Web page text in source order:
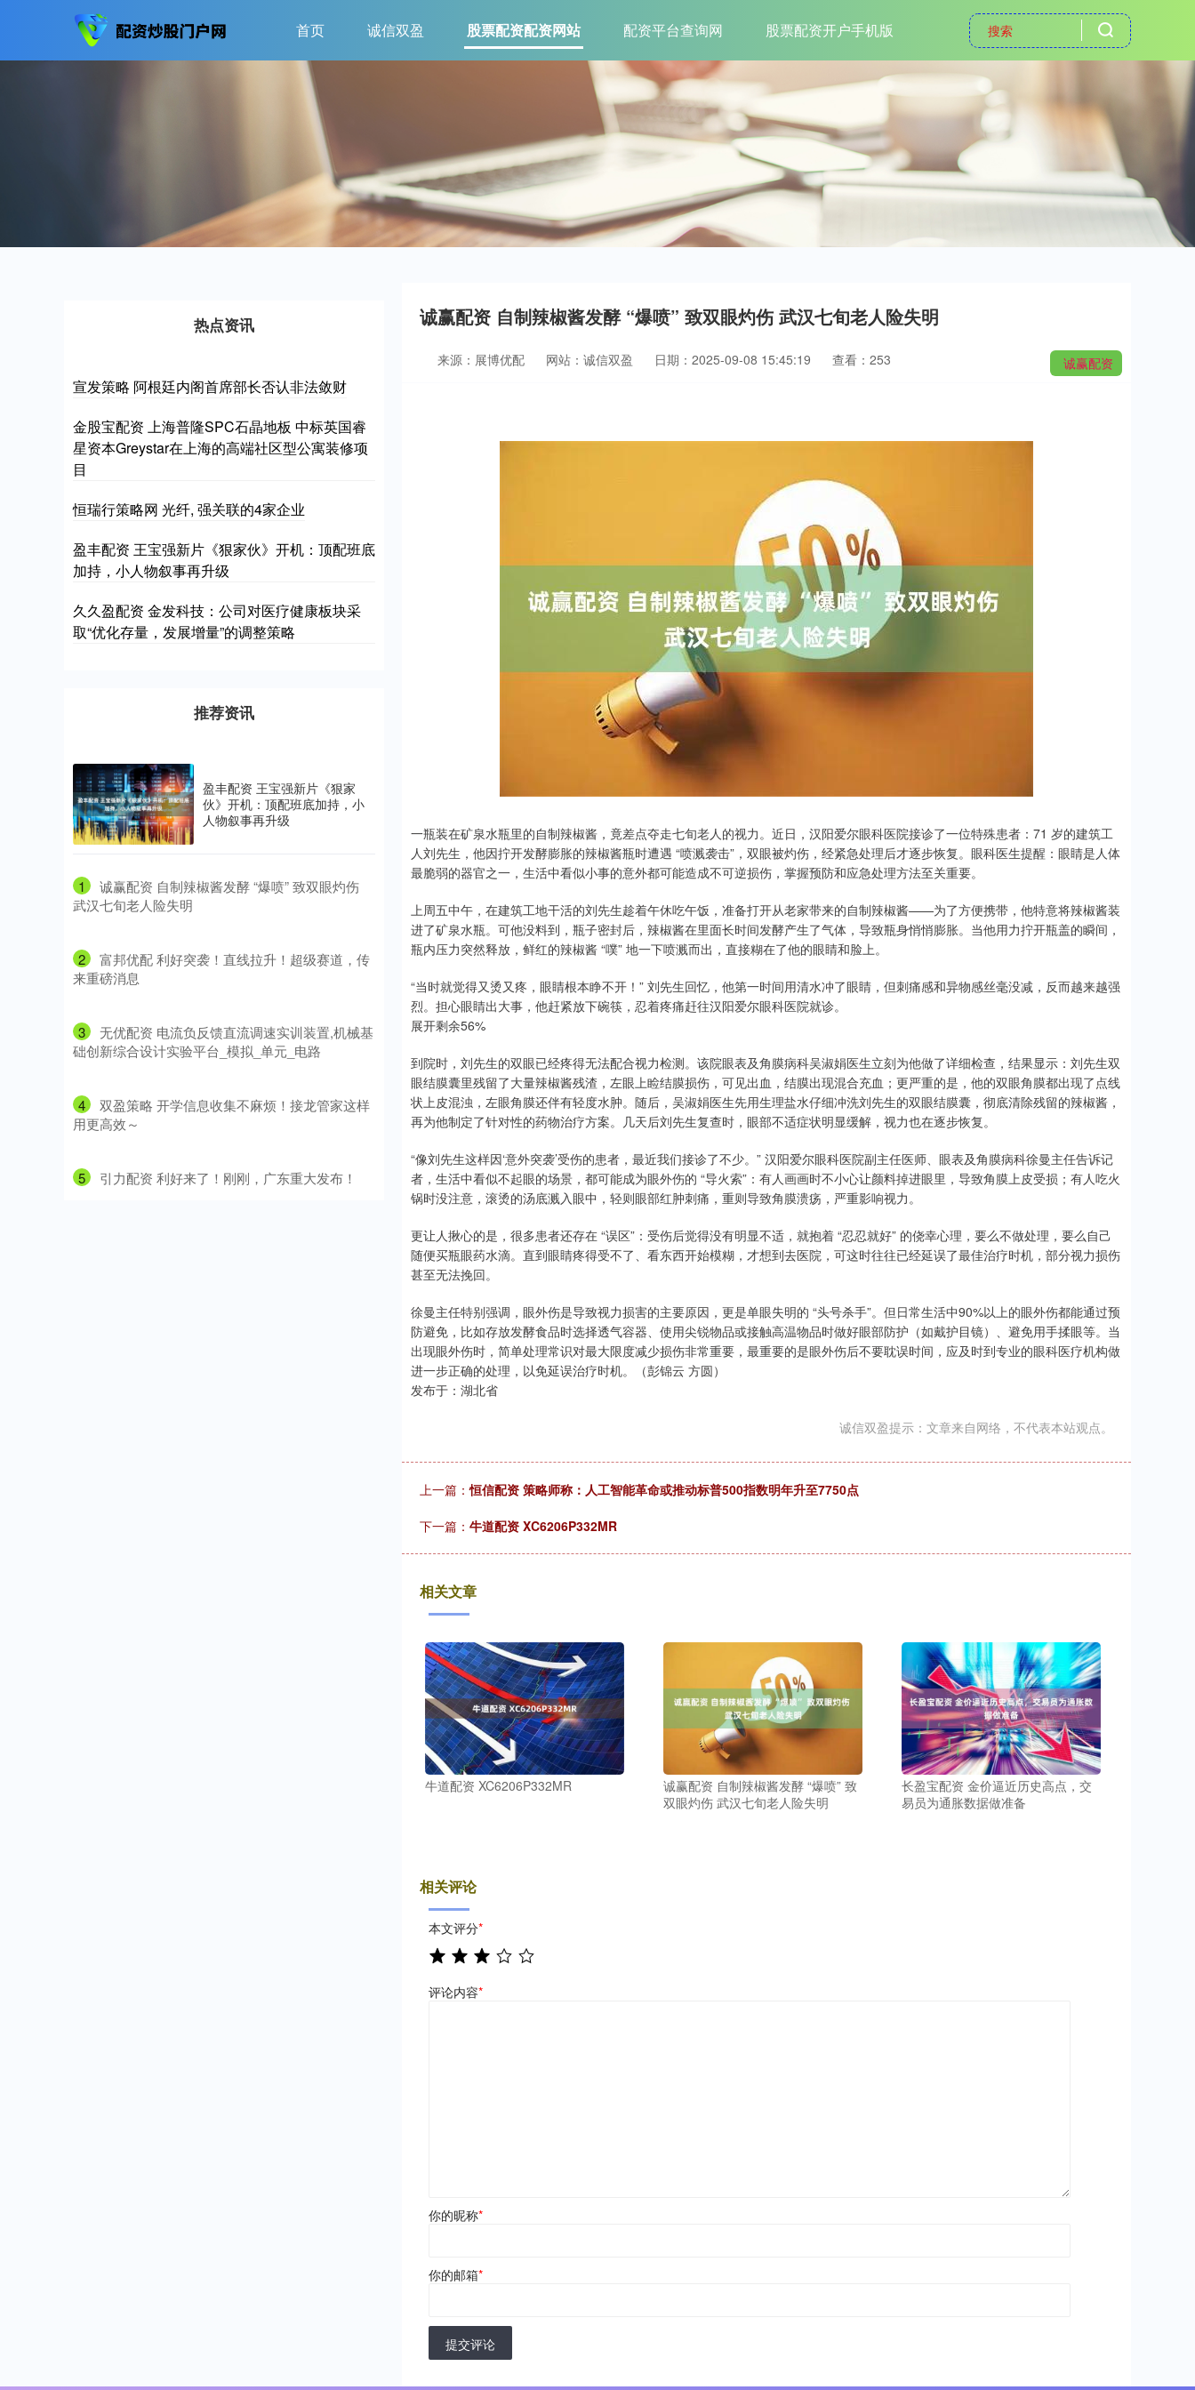
首页 诚信双盈 股票配资配资网站 配资平台查询网 股票配资开户手机版
诚赢配资 自制辣椒酱发酵 “爆喷” 致双眼灼伤 武汉七旬老人险失明
诚赢配资
来源：展博优配 网站：诚信双盈 日期：2025-09-08 15:45:19 查看：253
一瓶装在矿泉水瓶里的自制辣椒酱，竟差点夺走七旬老人的视力。近日，汉阳爱尔眼科医院接诊了一位特殊患者：71 岁的建筑工
人刘先生，他因拧开发酵膨胀的辣椒酱瓶时遭遇 “喷溅袭击”，双眼被灼伤，经紧急处理后才逐步恢复。眼科医生提醒：眼睛是人体
最脆弱的器官之一，生活中看似小事的意外都可能造成不可逆损伤，掌握预防和应急处理方法至关重要。
上周五中午，在建筑工地干活的刘先生趁着午休吃午饭，准备打开从老家带来的自制辣椒酱——为了方便携带，他特意将辣椒酱装
进了矿泉水瓶。可他没料到，瓶子密封后，辣椒酱在里面长时间发酵产生了气体，导致瓶身悄悄膨胀。当他用力拧开瓶盖的瞬间，
瓶内压力突然释放，鲜红的辣椒酱 “噗” 地一下喷溅而出，直接糊在了他的眼睛和脸上。
“当时就觉得又烫又疼，眼睛根本睁不开！” 刘先生回忆，他第一时间用清水冲了眼睛，但刺痛感和异物感丝毫没减，反而越来越强
烈。担心眼睛出大事，他赶紧放下碗筷，忍着疼痛赶往汉阳爱尔眼科医院就诊。
展开剩余56%
到院时，刘先生的双眼已经疼得无法配合视力检测。该院眼表及角膜病科吴淑娟医生立刻为他做了详细检查，结果显示：刘先生双
眼结膜囊里残留了大量辣椒酱残渣，左眼上睑结膜损伤，可见出血，结膜出现混合充血；更严重的是，他的双眼角膜都出现了点线
状上皮混浊，左眼角膜还伴有轻度水肿。随后，吴淑娟医生先用生理盐水仔细冲洗刘先生的双眼结膜囊，彻底清除残留的辣椒酱，
再为他制定了针对性的药物治疗方案。几天后刘先生复查时，眼部不适症状明显缓解，视力也在逐步恢复。
“像刘先生这样因‘意外突袭’受伤的患者，最近我们接诊了不少。” 汉阳爱尔眼科医院副主任医师、眼表及角膜病科徐曼主任告诉记
者，生活中看似不起眼的场景，都可能成为眼外伤的 “导火索”：有人画画时不小心让颜料掉进眼里，导致角膜上皮受损；有人吃火
锅时没注意，滚烫的汤底溅入眼中，轻则眼部红肿刺痛，重则导致角膜溃疡，严重影响视力。
更让人揪心的是，很多患者还存在 “误区”：受伤后觉得没有明显不适，就抱着 “忍忍就好” 的侥幸心理，要么不做处理，要么自己
随便买瓶眼药水滴。直到眼睛疼得受不了、看东西开始模糊，才想到去医院，可这时往往已经延误了最佳治疗时机，部分视力损伤
甚至无法挽回。
徐曼主任特别强调，眼外伤是导致视力损害的主要原因，更是单眼失明的 “头号杀手”。但日常生活中90%以上的眼外伤都能通过预
防避免，比如存放发酵食品时选择透气容器、使用尖锐物品或接触高温物品时做好眼部防护（如戴护目镜）、避免用手揉眼等。当
出现眼外伤时，简单处理常识对最大限度减少损伤非常重要，最重要的是眼外伤后不要耽误时间，应及时到专业的眼科医疗机构做
进一步正确的处理，以免延误治疗时机。（彭锦云 方圆）
发布于：湖北省
诚信双盈提示：文章来自网络，不代表本站观点。
上一篇：恒信配资 策略师称：人工智能革命或推动标普500指数明年升至7750点
下一篇： 牛道配资 XC6206P332MR
相关文章
牛道配资 XC6206P332MR
诚赢配资 自制辣椒酱发酵 “爆喷” 致
双眼灼伤 武汉七旬老人险失明
长盈宝配资 金价逼近历史高点，交
易员为通胀数据做准备
相关评论
本文评分*
评论内容*
你的昵称*
你的邮箱*
提交评论
热点资讯
宣发策略 阿根廷内阁首席部长否认非法敛财
金股宝配资 上海普隆SPC石晶地板 中标英国睿
星资本Greystar在上海的高端社区型公寓装修项
目
恒瑞行策略网 光纤, 强关联的4家企业
盈丰配资 王宝强新片《狠家伙》开机：顶配班底
加持，小人物叙事再升级
久久盈配资 金发科技：公司对医疗健康板块采
取“优化存量，发展增量”的调整策略
推荐资讯
盈丰配资 王宝强新片《狠家
伙》开机：顶配班底加持，小
人物叙事再升级
1
​诚赢配资 自制辣椒酱发酵 “爆喷” 致双眼灼伤
武汉七旬老人险失明
2
​富邦优配 利好突袭！直线拉升！超级赛道，传
来重磅消息
3
​无优配资 电流负反馈直流调速实训装置,机械基
础创新综合设计实验平台_模拟_单元_电路
4
​双盈策略 开学信息收集不麻烦！接龙管家这样
用更高效～
5 ​引力配资 利好来了！刚刚，广东重大发布！